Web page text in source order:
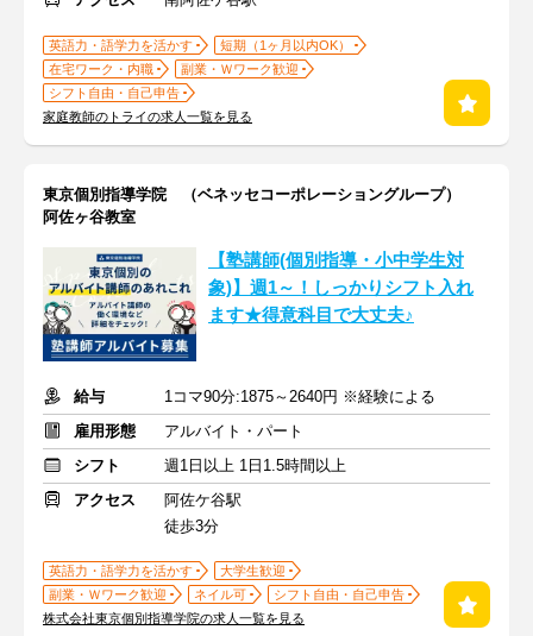
英語力・語学力を活かす
短期（1ヶ月以内OK）
在宅ワーク・内職
副業・Ｗワーク歓迎
シフト自由・自己申告
家庭教師のトライの求人一覧を見る
東京個別指導学院 （ベネッセコーポレーショングループ）
阿佐ヶ谷教室
【塾講師(個別指導・小中学生対
象)】週1～！しっかりシフト入れ
ます★得意科目で大丈夫♪
給与
1コマ90分:1875～2640円 ※経験による
雇用形態
アルバイト・パート
シフト
週1日以上 1日1.5時間以上
アクセス
阿佐ケ谷駅
徒歩3分
英語力・語学力を活かす
大学生歓迎
副業・Ｗワーク歓迎
ネイル可
シフト自由・自己申告
株式会社東京個別指導学院の求人一覧を見る